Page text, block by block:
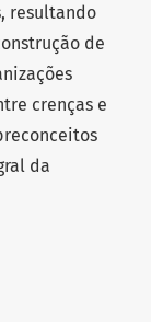
resultando
de
crenças e
da